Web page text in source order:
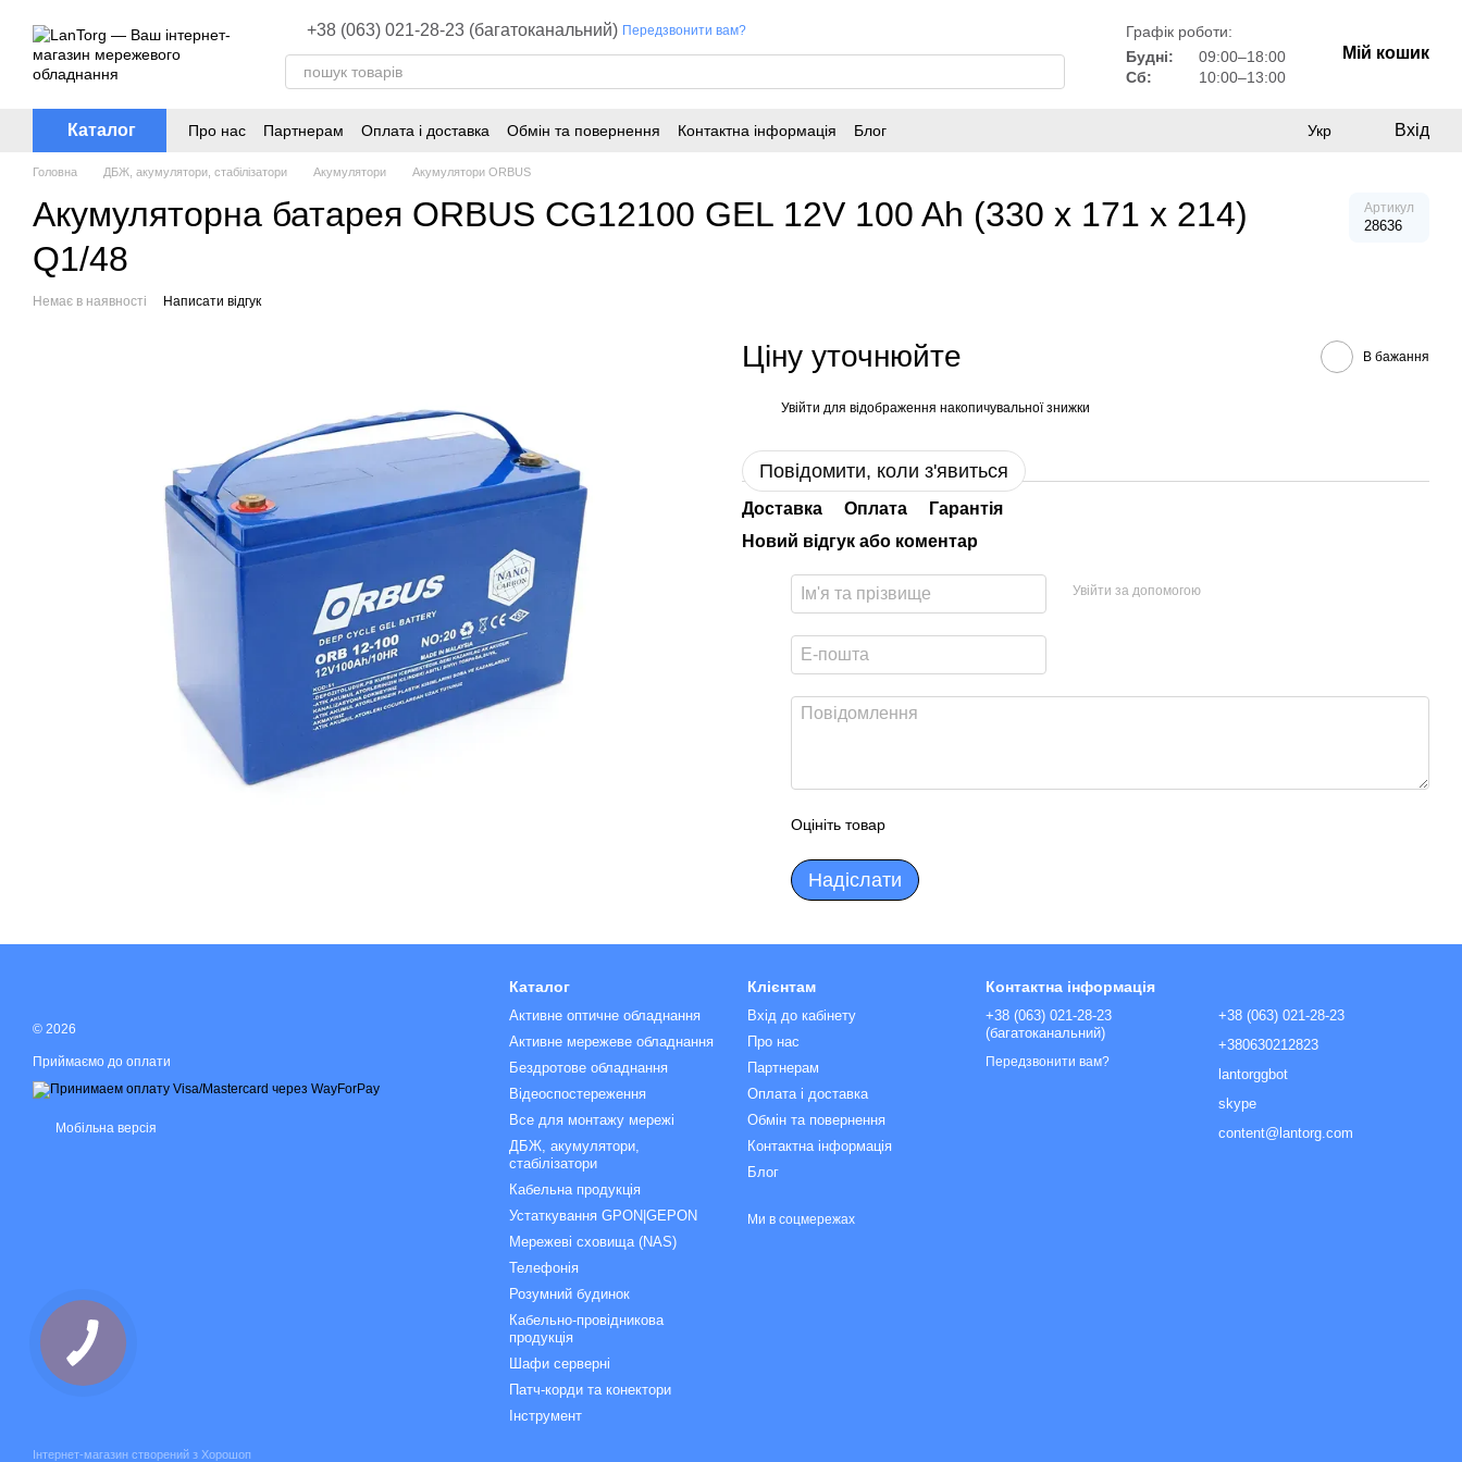
+38 (063) 021-28-23 (багатоканальний) Передзвонити вам?
Графік роботи:
Будні:
09:00–18:00
Сб:
10:00–13:00
Мій кошик
Каталог Про нас Партнерам Оплата і доставка Обмін та повернення Контактна інформація Блог Укр Вхід
Головна ДБЖ, акумулятори, стабілізатори Акумулятори Акумулятори ORBUS
Акумуляторна батарея ORBUS CG12100 GEL 12V 100 Ah (330 x 171 x 214)
Q1/48
Артикул
28636
Немає в наявності Написати відгук
Ціну уточнюйте В бажання
Увійти для відображення накопичувальної знижки
Повідомити, коли з'явиться
Доставка Оплата
Гарантія
Новий відгук або коментар
Увійти за допомогою
Оцініть товар
Надіслати
© 2026
Приймаємо до оплати
Мобільна версія
Інтернет-магазин створений з Хорошоп
Каталог
Активне оптичне обладнання
Активне мережеве обладнання
Бездротове обладнання
Відеоспостереження
Все для монтажу мережі
ДБЖ, акумулятори,
стабілізатори
Кабельна продукція
Устаткування GPON|GEPON
Мережеві сховища (NAS)
Телефонія
Розумний будинок
Кабельно-провідникова
продукція
Шафи серверні
Патч-корди та конектори
Інструмент
Клієнтам
Вхід до кабінету
Про нас
Партнерам
Оплата і доставка
Обмін та повернення
Контактна інформація
Блог
Ми в соцмережах
Контактна інформація
+38 (063) 021-28-23
(багатоканальний)
Передзвонити вам?
+38 (063) 021-28-23
+380630212823
lantorggbot
skype
content@lantorg.com